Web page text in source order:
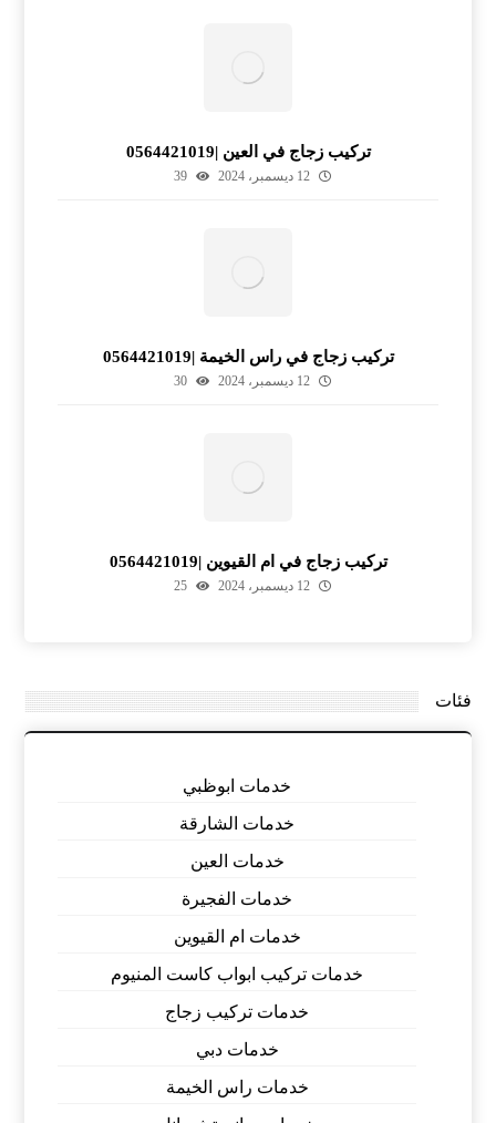
تركيب زجاج في العين |0564421019
12 ديسمبر، 2024 39
تركيب زجاج في راس الخيمة |0564421019
12 ديسمبر، 2024 30
تركيب زجاج في ام القيوين |0564421019
12 ديسمبر، 2024 25
فئات
خدمات ابوظبي
خدمات الشارقة
خدمات العين
خدمات الفجيرة
خدمات ام القيوين
خدمات تركيب ابواب كاست المنيوم
خدمات تركيب زجاج
خدمات دبي
خدمات راس الخيمة